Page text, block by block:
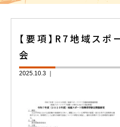
【要項】R7地域ス
会
2025.10.3 ｜